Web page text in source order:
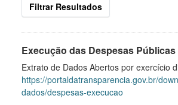
Filtrar Resultados
Execução das Despesas Públicas
Extrato de Dados Abertos por exercício
https://portaldatransparencia.gov.br/
dados/despesas-execucao